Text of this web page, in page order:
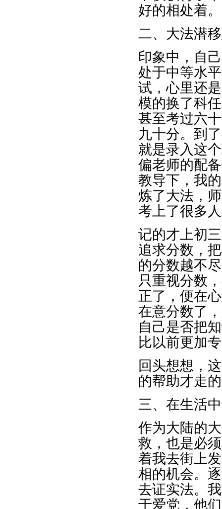
好的相处着。
二、大法潜
印象中，自
处于中等水
试，心里还
模的换了科
甚至考过六
九十分。到
就是录入这
偏老师的配
教导下，我
炼了大法，
考上了很多
记的才上初
追求分数，
的分数越不
只重视分数
正了，便在
在意分数了
自己是否把
比以前更加
回头想想，
的帮助才走
三、在生活
作为大陆的
救，也是必
着我去街上
相的机会。
去证实法。
于爱党，他